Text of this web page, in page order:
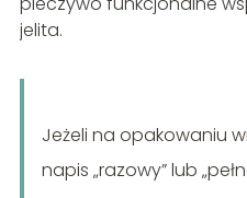
jelita.
Jeżeli na opakowaniu
napis „razowy” lub